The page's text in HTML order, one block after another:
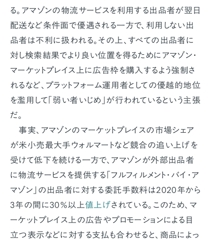
る。アマゾンの物流サービスを利用する出品者が翌日
配送など条件面で優遇される一方で、利用しない出
品者は不利に扱われる。その上、すべての出品者に
対し検索結果でより良い位置を得るためにアマゾン・
マーケットプレイス上に広告枠を購入するよう強制さ
れるなど、プラットフォーム運用者としての優越的地位
を濫用して「弱い者いじめ」が行われているという主張
だ。
事実、アマゾンのマーケットプレイスの市場シェア
が米小売最大手ウォルマートなど競合の追い上げを
受けて低下を続ける一方で、アマゾンが外部出品者
に物流サービスを提供する「フルフィルメント・バイ・ア
マゾン」の出品者に対する委託手数料は2020年から
3年の間に30％以上値上げされている。このため、マ
ーケットプレイス上の広告やプロモーションによる目
立つ表示などに対する支払も合わせると、商品によっ